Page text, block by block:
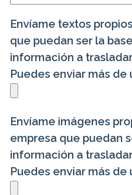
Envíame textos
que puedan ser la
información a
Puedes enviar más de
Envíame imágenes
empresa que puedan
información a
Puedes enviar más de